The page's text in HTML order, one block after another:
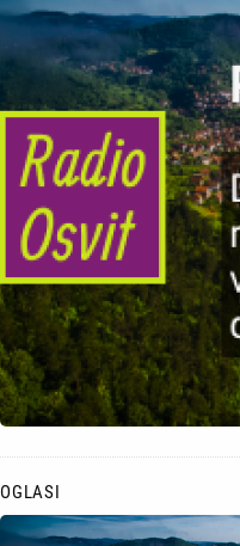
OGLASI